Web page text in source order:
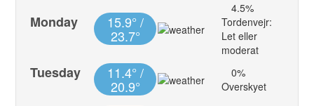
Monday 15.9° /
23.7°
4.5%
Tordenvejr:
Let eller
moderat
Tuesday 11.4° /
20.9°
0%
Overskyet